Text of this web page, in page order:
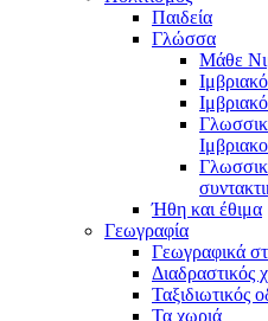
Παιδεία
Γλώσσα
Μάθε
Ήθη και έθιμα
Γεωγραφία
Γεωγραφικά
Διαδραστικός
Ταξιδιωτικός
Τα χωριά